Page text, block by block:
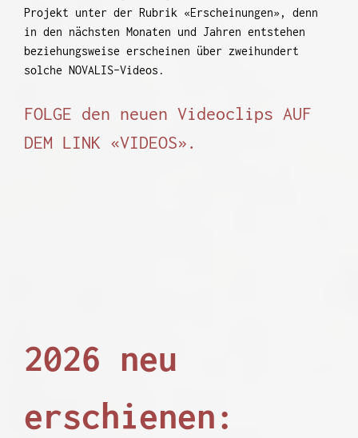
Projekt unter der Rubrik «Erscheinungen», denn
in den nächsten Monaten und Jahren entstehen
beziehungsweise erscheinen über zweihundert
solche NOVALIS-Videos.
FOLGE den neuen Videoclips AUF
DEM LINK «VIDEOS».
2026 neu
erschienen: